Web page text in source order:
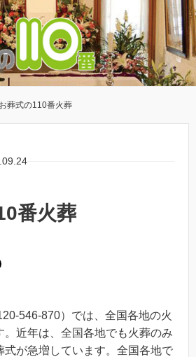
お葬式の110番火葬
番火葬
546-870）では、全国各地の火
。近年は、全国各地でも火葬のみ
式が急増しています。全国各地で